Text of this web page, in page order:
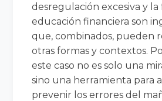
desregulación excesiva y la
educación financiera son
que, combinados, pueden
otras formas y contextos.
este caso no es solo una
sino una herramienta para
prevenir los errores del